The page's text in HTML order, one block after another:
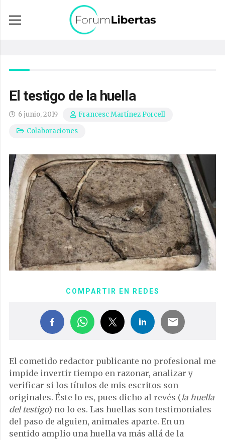
El testigo de la huella
6 junio, 2019
Francesc Martínez Porcell
Colaboraciones
COMPARTIR EN REDES
El cometido redactor publicante no profesional me
impide invertir tiempo en razonar, analizar y
verificar si los títulos de mis escritos son
originales. Éste lo es, pues dicho al revés (la huella
del testigo) no lo es. Las huellas son testimoniales
del paso de alguien, animales aparte. En un
sentido amplio una huella va más allá de la